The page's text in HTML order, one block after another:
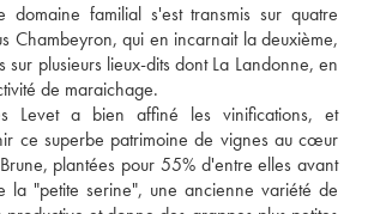
familial s'est transmis sur quatre
Chambeyron, qui en incarnait la deuxième,
sur plusieurs lieux-dits dont La Landonne, en
de maraichage.
Levet a bien affiné les vinifications, et
ce superbe patrimoine de vignes au cœur
plantées pour 55% d'entre elles avant
la "petite serine", une ancienne variété de